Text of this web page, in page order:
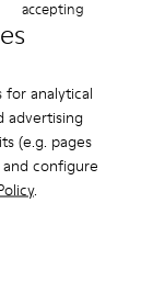
analytical
advertising
(e.g. pages
configure
.
accepting
Sneaker
Sneaker for Men
- Multicolor
010 -
- K100953-003 -
Roku -
Custom Roku -
Custom
- K100953-
Roku -
Custom